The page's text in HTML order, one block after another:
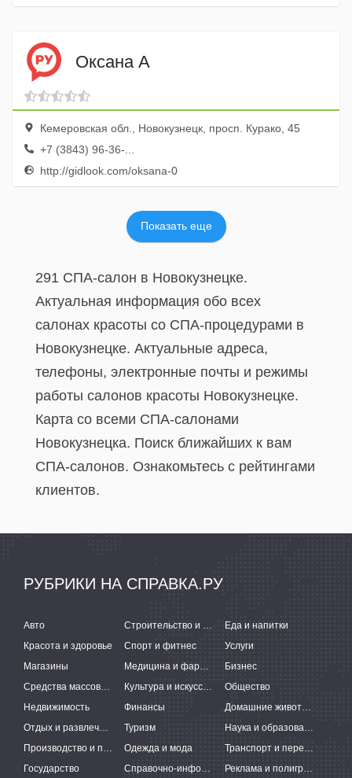
Оксана А
Кемеровская обл., Новокузнецк, просп. Курако, 45
+7 (3843) 96-36-...
http://gidlook.com/oksana-0
Показать еще
291 СПА-салон в Новокузнецке.
Актуальная информация обо всех
салонах красоты со СПА-процедурами в
Новокузнецке. Актуальные адреса,
телефоны, электронные почты и режимы
работы салонов красоты Новокузнецке.
Карта со всеми СПА-салонами
Новокузнецка. Поиск ближайших к вам
СПА-салонов. Ознакомьтесь с рейтингами
клиентов.
РУБРИКИ НА СПРАВКА.РУ
Авто Строительство и ремонт
Еда и напитки
Красота и здоровье
Спорт и фитнес
Услуги
Магазины
Медицина и фармацевтика
Бизнес
Средства массовой информации
Культура и искусство
Общество
Недвижимость
Финансы
Домашние животные
Отдых и развлечения
Туризм
Наука и образование
Производство и поставки
Одежда и мода
Транспорт и перевозки
Государство
Справочно-информационные системы Реклама и полиграфия